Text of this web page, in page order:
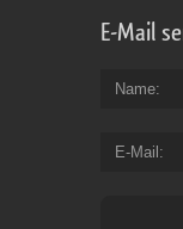
E-Mail
Name
E-Mail